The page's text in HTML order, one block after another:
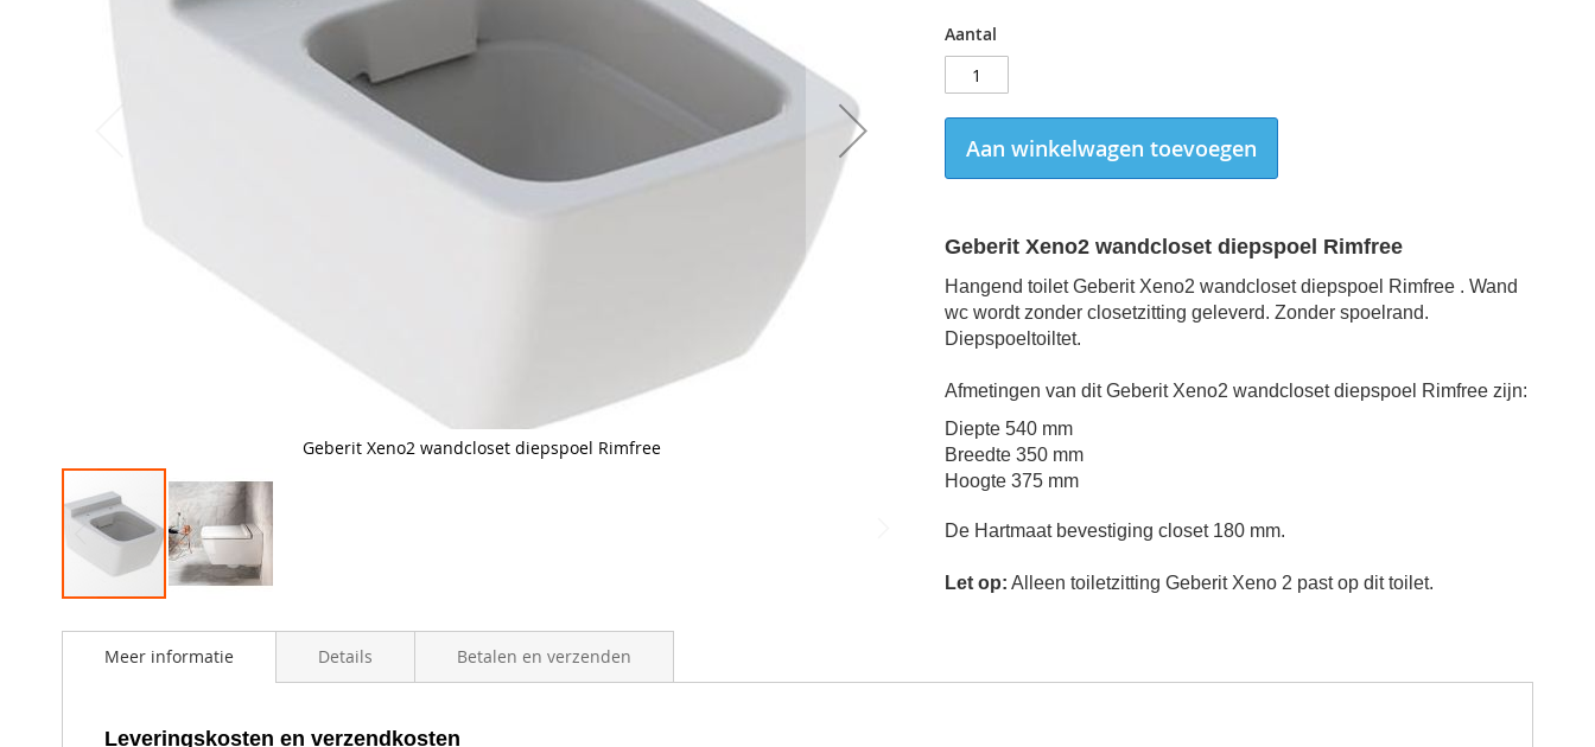
Aantal
Aan winkelwagen toevoegen
Geberit Xeno2 wandcloset diepspoel Rimfree
Hangend toilet Geberit Xeno2 wandcloset diepspoel Rimfree . Wand
wc wordt zonder closetzitting geleverd. Zonder spoelrand.
Diepspoeltoiltet.
Afmetingen van ditGeberit Xeno2 wandcloset diepspoel Rimfree zijn:
Diepte 540 mm
Breedte 350 mm
Hoogte 375 mm
De Hartmaat bevestiging closet 180 mm.
Let op: Alleen toiletzitting Geberit Xeno 2 past op dit toilet.
Geberit Xeno2 wandcloset diepspoel Rimfree
to
Meer informatie Details Betalen en verzenden
Leveringskosten en verzendkosten